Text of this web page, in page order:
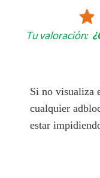
Tu valoración:
Si no visualiza
cualquier
estar